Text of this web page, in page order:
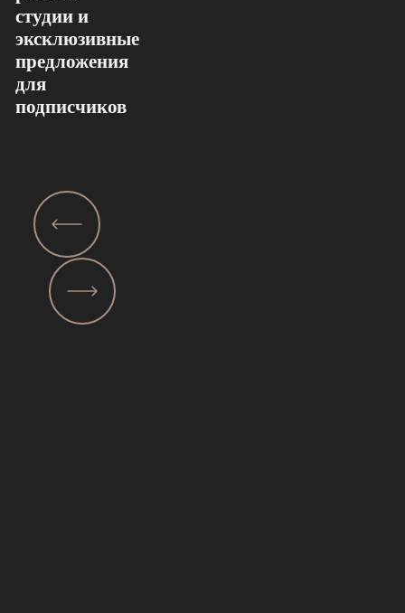
студии и
эксклюзивные
предложения
для
подписчиков